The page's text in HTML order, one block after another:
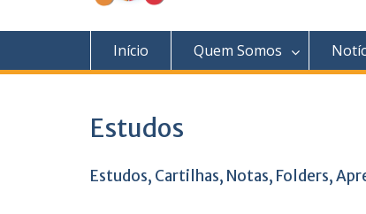
Início Quem Somos
Estudos
Estudos, Cartilhas, Notas, Folders,